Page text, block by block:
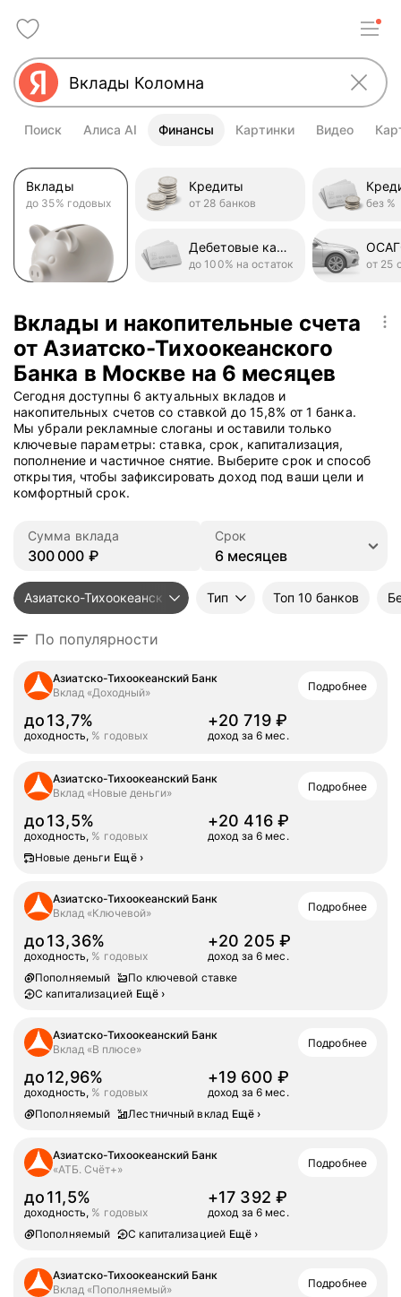
Поиск Алиса AI Финансы Картинки Видео
Вклады
до 35% годовых
Кредиты
от 28 банков
Дебетовые карты
до 100% на остаток
без %
от 25
Вклады и накопительные счета
от Азиатско-Тихоокеанского
Банка в Москве на 6 месяцев
Сегодня доступны 6 актуальных вкладов и
накопительных счетов со ставкой до 15,8% от 1 банка.
Мы убрали рекламные слоганы и оставили только
ключевые параметры: ставка, срок, капитализация,
пополнение и частичное снятие. Выберите срок и способ
открытия, чтобы зафиксировать доход под ваши цели и
комфортный срок.
₽
Сумма вклада Срок
Азиатско-Тихоокеанский БанкТип Топ 10 банков
По популярности
Азиатско-Тихоокеанский Банк
Вклад «Доходный»
Подробнее
до13,7%
доходность, % годовых
+
доход за 6 мес.
20719
20 719 ₽
доход за 6 мес.
Азиатско-Тихоокеанский Банк
Вклад «Новые деньги»
Подробнее
до13,5%
доходность, % годовых
+
доход за 6 мес.
20416
20 416 ₽
доход за 6 мес.
Новые деньги Ещё›
Азиатско-Тихоокеанский Банк
Вклад «Ключевой»
Подробнее
до13,36%
доходность, % годовых
+
доход за 6 мес.
20205
20 205 ₽
доход за 6 мес.
Пополняемый
По ключевой ставке
С капитализацией Ещё ›
Азиатско-Тихоокеанский Банк
Вклад «В плюсе»
Подробнее
до12,96%
доходность, % годовых
+
доход за 6 мес.
19600
19 600 ₽
доход за 6 мес.
Пополняемый
Лестничный вклад Ещё ›
Азиатско-Тихоокеанский Банк
«АТБ. Счёт+»
Подробнее
до11,5%
доходность, % годовых
+
доход за 6 мес.
17392
17 392 ₽
доход за 6 мес.
Пополняемый
С капитализацией Ещё ›
Азиатско-Тихоокеанский Банк
Вклад «Пополняемый»
Подробнее